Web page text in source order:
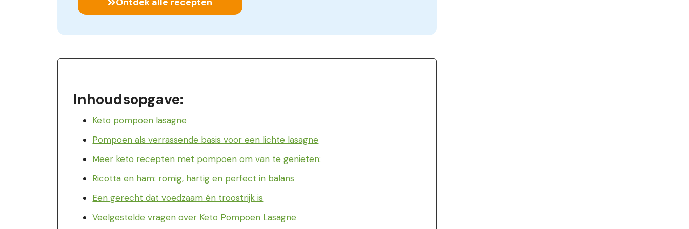
Inhoudsopgave:
Keto pompoen lasagne
Pompoen als verrassende basis voor een lichte lasagne
Meer keto recepten met pompoen om van te genieten:
Ricotta en ham: romig, hartig en perfect in balans
Een gerecht dat voedzaam én troostrijk is
Veelgestelde vragen over Keto Pompoen Lasagne